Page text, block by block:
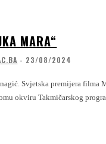
MARA“
- 23/08/2024
je sinoć u Narodnom pozorištu
okviru Takmičarskog